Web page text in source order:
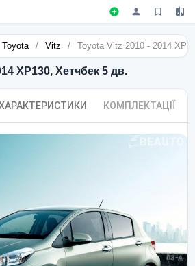
Toyota / Vitz / Toyota Vitz 2010 - 2014
XP130, Хетчбек 5 дв.
КОМПЛЕКТАЦІЇ